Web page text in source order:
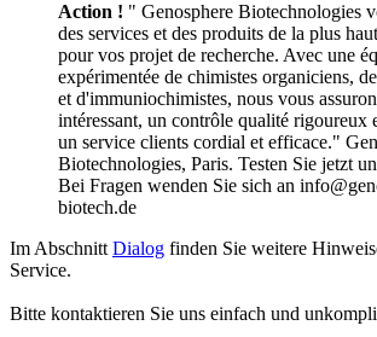
Action ! " Genosphere Biotechnologies
des services et des produits de la plus
pour vos projet de recherche. Avec une
expérimentée de chimistes organiciens,
et d'immuniochimistes, nous vous
intéressant, un contrôle qualité rigoureux
un service clients cordial et efficace."
Biotechnologies, Paris. Testen Sie jetzt
Bei Fragen wenden Sie sich an
biotech.de
Im Abschnitt Dialog finden Sie weitere
Service.
Bitte kontaktieren Sie uns einfach und